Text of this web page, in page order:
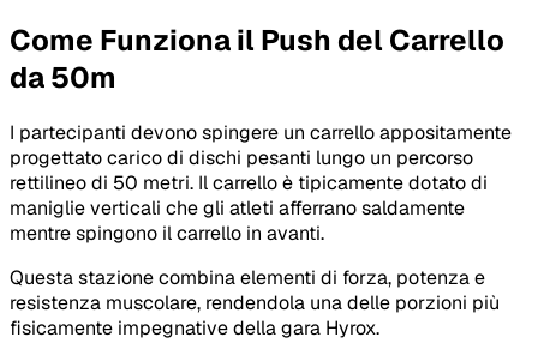
Come Funziona il Push del Carrello
da 50m
I partecipanti devono spingere un carrello appositamente
progettato carico di dischi pesanti lungo un percorso
rettilineo di 50 metri. Il carrello è tipicamente dotato di
maniglie verticali che gli atleti afferrano saldamente
mentre spingono il carrello in avanti.
Questa stazione combina elementi di forza, potenza e
resistenza muscolare, rendendola una delle porzioni più
fisicamente impegnative della gara Hyrox.